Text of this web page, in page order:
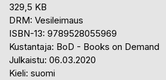
329,5 KB
DRM: Vesileimaus
ISBN-13: 9789528055969
Kustantaja: BoD - Books on Demand
Julkaistu: 06.03.2020
Kieli: suomi